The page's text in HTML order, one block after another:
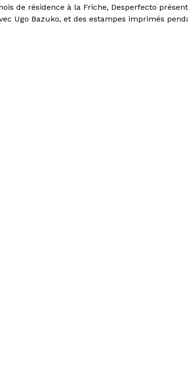
de résidence à la Friche, Desperfecto
Ugo Bazuko, et des estampes imprimés